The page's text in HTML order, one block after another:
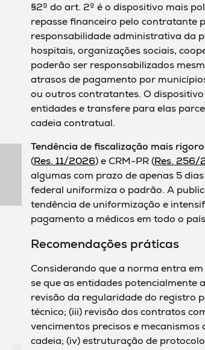
§2º do art. 2º é o dispositivo mais
repasse financeiro pelo contratante
responsabilidade administrativa da
hospitais, organizações sociais,
poderão ser responsabilizados
atrasos de pagamento por
ou outros contratantes. O
entidades e transfere para elas
cadeia contratual.
Tendência de fiscalização mais
(Res. 11/2026) e CRM-PR (Res. 256/
algumas com prazo de apenas 5
federal uniformiza o padrão. A
tendência de uniformização e
pagamento a médicos em todo o
Recomendações práticas
Considerando que a norma entra
se que as entidades potencialmente
revisão da regularidade do registro
técnico; (iii) revisão dos contratos
vencimentos precisos e
cadeia; (iv) estruturação de